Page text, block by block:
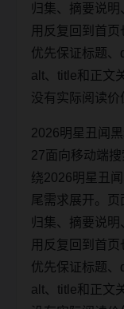
归集、摘要说
用反复回到首
优先保证标题、
alt、title和正文
没有实际阅读价
2026明星丑闻
27面向移动端
绕2026明星丑
尾需求展开。
归集、摘要说
用反复回到首
优先保证标题、
alt、title和正文